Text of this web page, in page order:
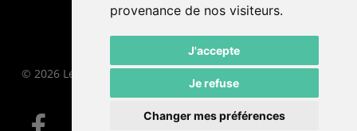
provenance de nos visiteurs.
J'accepte
Je refuse
Changer mes préférences
© 2026 Le Pommier.
facebook email